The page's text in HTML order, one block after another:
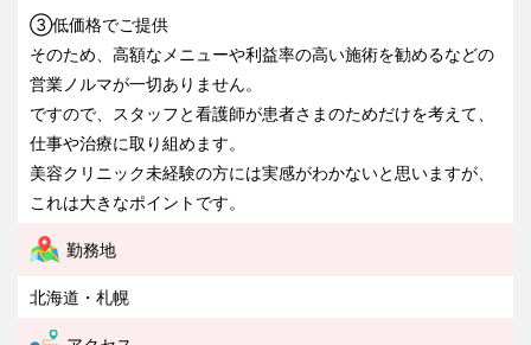
③低価格でご提供
そのため、高額なメニューや利益率の高い施術を勧めるなどの
営業ノルマが一切ありません。
ですので、スタッフと看護師が患者さまのためだけを考えて、
仕事や治療に取り組めます。
美容クリニック未経験の方には実感がわかないと思いますが、
これは大きなポイントです。
勤務地
北海道・札幌